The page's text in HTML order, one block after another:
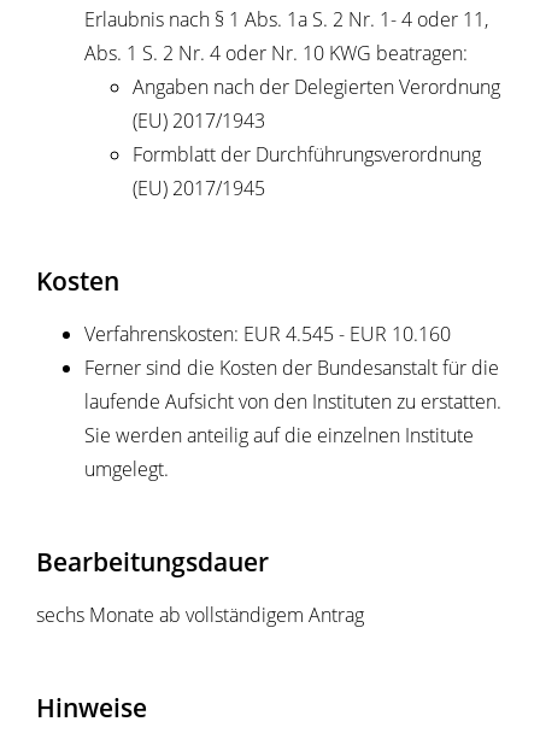
Erlaubnis nach § 1 Abs. 1a S. 2 Nr. 1- 4 oder 11,
Abs. 1 S. 2 Nr. 4 oder Nr. 10 KWG beatragen:
Angaben nach der Delegierten Verordnung
(EU) 2017/1943
Formblatt der Durchführungsverordnung
(EU) 2017/1945
Kosten
Verfahrenskosten: EUR 4.545 - EUR 10.160
Ferner sind die Kosten der Bundesanstalt für die
laufende Aufsicht von den Instituten zu erstatten.
Sie werden anteilig auf die einzelnen Institute
umgelegt.
Bearbeitungsdauer
sechs Monate ab vollständigem Antrag
Hinweise